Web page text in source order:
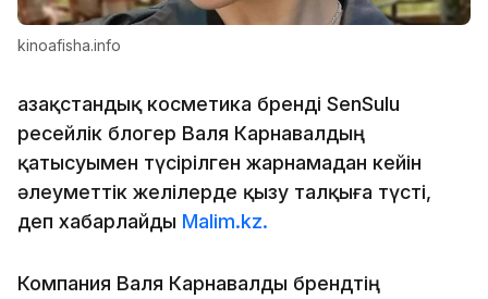
kinoafisha.info
Қазақстандық косметика бренді SenSulu
ресейлік блогер Валя Карнавалдың
қатысуымен түсірілген жарнамадан кейін
әлеуметтік желілерде қызу талқыға түсті,
деп хабарлайды Malim.kz.
Компания Валя Карнавалды брендтің